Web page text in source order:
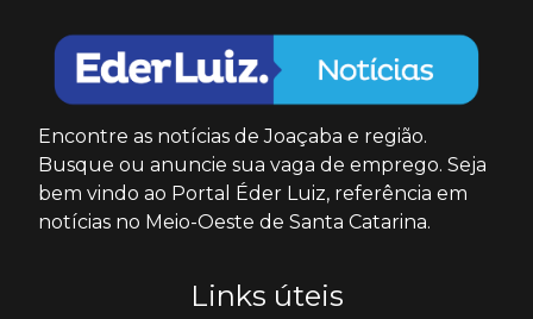
Encontre as notícias de Joaçaba e região.
Busque ou anuncie sua vaga de emprego. Seja
bem vindo ao Portal Éder Luiz, referência em
notícias no Meio-Oeste de Santa Catarina.
Links úteis